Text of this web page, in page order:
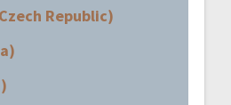
Republic)